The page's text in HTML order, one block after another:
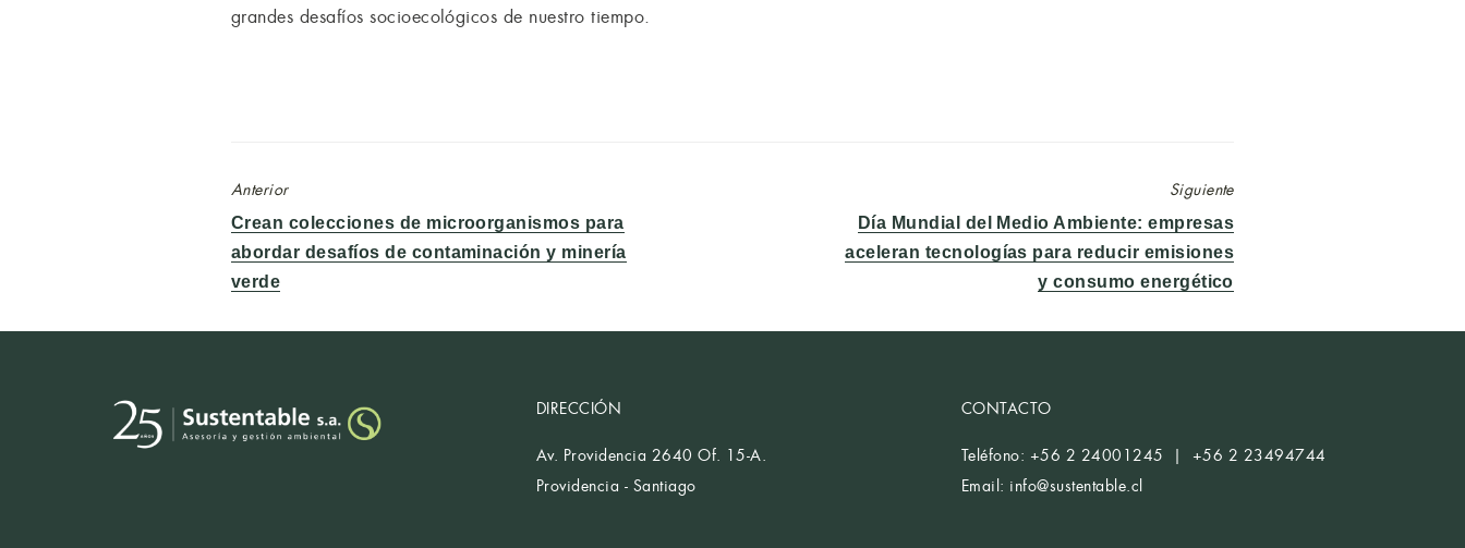
grandes desafíos socioecológicos de nuestro tiempo.
Anterior
Entrada
anterior:
Crean colecciones de microorganismos para
abordar desafíos de contaminación y minería
verde
Siguiente
Entrada
siguiente:
Día Mundial del Medio Ambiente: empresas
aceleran tecnologías para reducir emisiones
y consumo energético
DIRECCIÓN
Av. Providencia 2640 Of. 15-A.
Providencia - Santiago
CONTACTO
Teléfono: +56 2 24001245 | +56 2 23494744
Email: info@sustentable.cl